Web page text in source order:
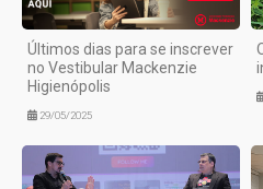
Últimos dias para se inscrever
no Vestibular Mackenzie
Higienópolis
29/05/2025